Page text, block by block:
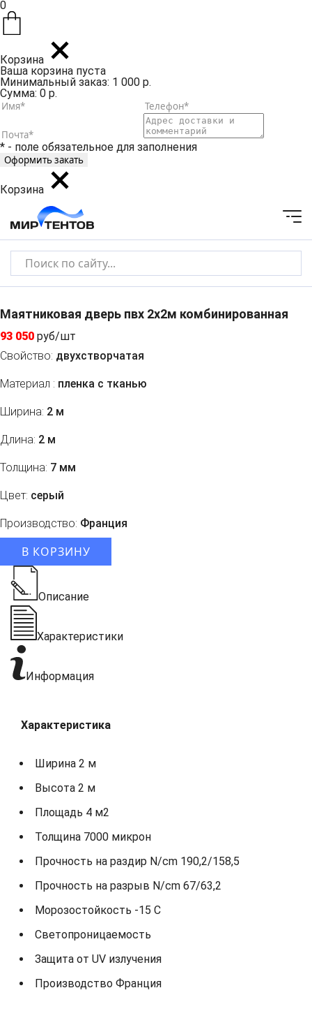
0
Корзина
Ваша корзина пуста
Минимальный заказ: 1 000 р.
Сумма: 0 р.
* - поле обязательное для заполнения
Корзина
Маятниковая дверь пвх 2x2м комбинированная
93 050 руб/шт
Свойство: двухстворчатая
Материал : пленка с тканью
Ширина: 2 м
Длина: 2 м
Толщина: 7 мм
Цвет: серый
Производство: Франция
В КОРЗИНУ
Описание
Характеристики
Информация
Характеристика
Ширина 2 м
Высота 2 м
Площадь 4 м2
Толщина 7000 микрон
Прочность на раздир N/cm 190,2/158,5
Прочность на разрыв N/cm 67/63,2
Морозостойкость -15 С
Светопроницаемость
Защита от UV излучения
Производство Франция